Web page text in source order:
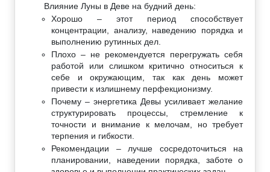
Влияние Луны в Деве на будний день:
Хорошо – этот период способствует
концентрации, анализу, наведению порядка и
выполнению рутинных дел.
Плохо – не рекомендуется перегружать себя
работой или слишком критично относиться к
себе и окружающим, так как день может
привести к излишнему перфекционизму.
Почему – энергетика Девы усиливает желание
структурировать процессы, стремление к
точности и внимание к мелочам, но требует
терпения и гибкости.
Рекомендации – лучше сосредоточиться на
планировании, наведении порядка, заботе о